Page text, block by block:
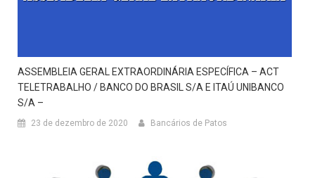
ASSEMBLEIA GERAL EXTRAORDINÁRIA ESPECÍFICA – ACT
TELETRABALHO / BANCO DO BRASIL S/A E ITAÚ UNIBANCO
S/A –
23 de dezembro de 2020 Bancários de Patos